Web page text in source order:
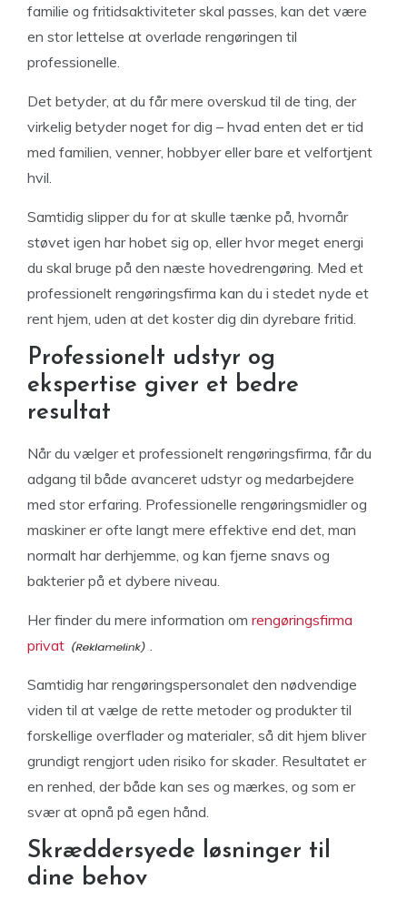
familie og fritidsaktiviteter skal passes, kan det være
en stor lettelse at overlade rengøringen til
professionelle.
Det betyder, at du får mere overskud til de ting, der
virkelig betyder noget for dig – hvad enten det er tid
med familien, venner, hobbyer eller bare et velfortjent
hvil.
Samtidig slipper du for at skulle tænke på, hvornår
støvet igen har hobet sig op, eller hvor meget energi
du skal bruge på den næste hovedrengøring. Med et
professionelt rengøringsfirma kan du i stedet nyde et
rent hjem, uden at det koster dig din dyrebare fritid.
Professionelt udstyr og
ekspertise giver et bedre
resultat
Når du vælger et professionelt rengøringsfirma, får du
adgang til både avanceret udstyr og medarbejdere
med stor erfaring. Professionelle rengøringsmidler og
maskiner er ofte langt mere effektive end det, man
normalt har derhjemme, og kan fjerne snavs og
bakterier på et dybere niveau.
Her finder du mere information om rengøringsfirma
privat
Samtidig har rengøringspersonalet den nødvendige
viden til at vælge de rette metoder og produkter til
forskellige overflader og materialer, så dit hjem bliver
grundigt rengjort uden risiko for skader. Resultatet er
en renhed, der både kan ses og mærkes, og som er
svær at opnå på egen hånd.
Skræddersyede løsninger til
dine behov